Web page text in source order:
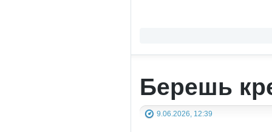
Берешь
9.06.2026, 12:39